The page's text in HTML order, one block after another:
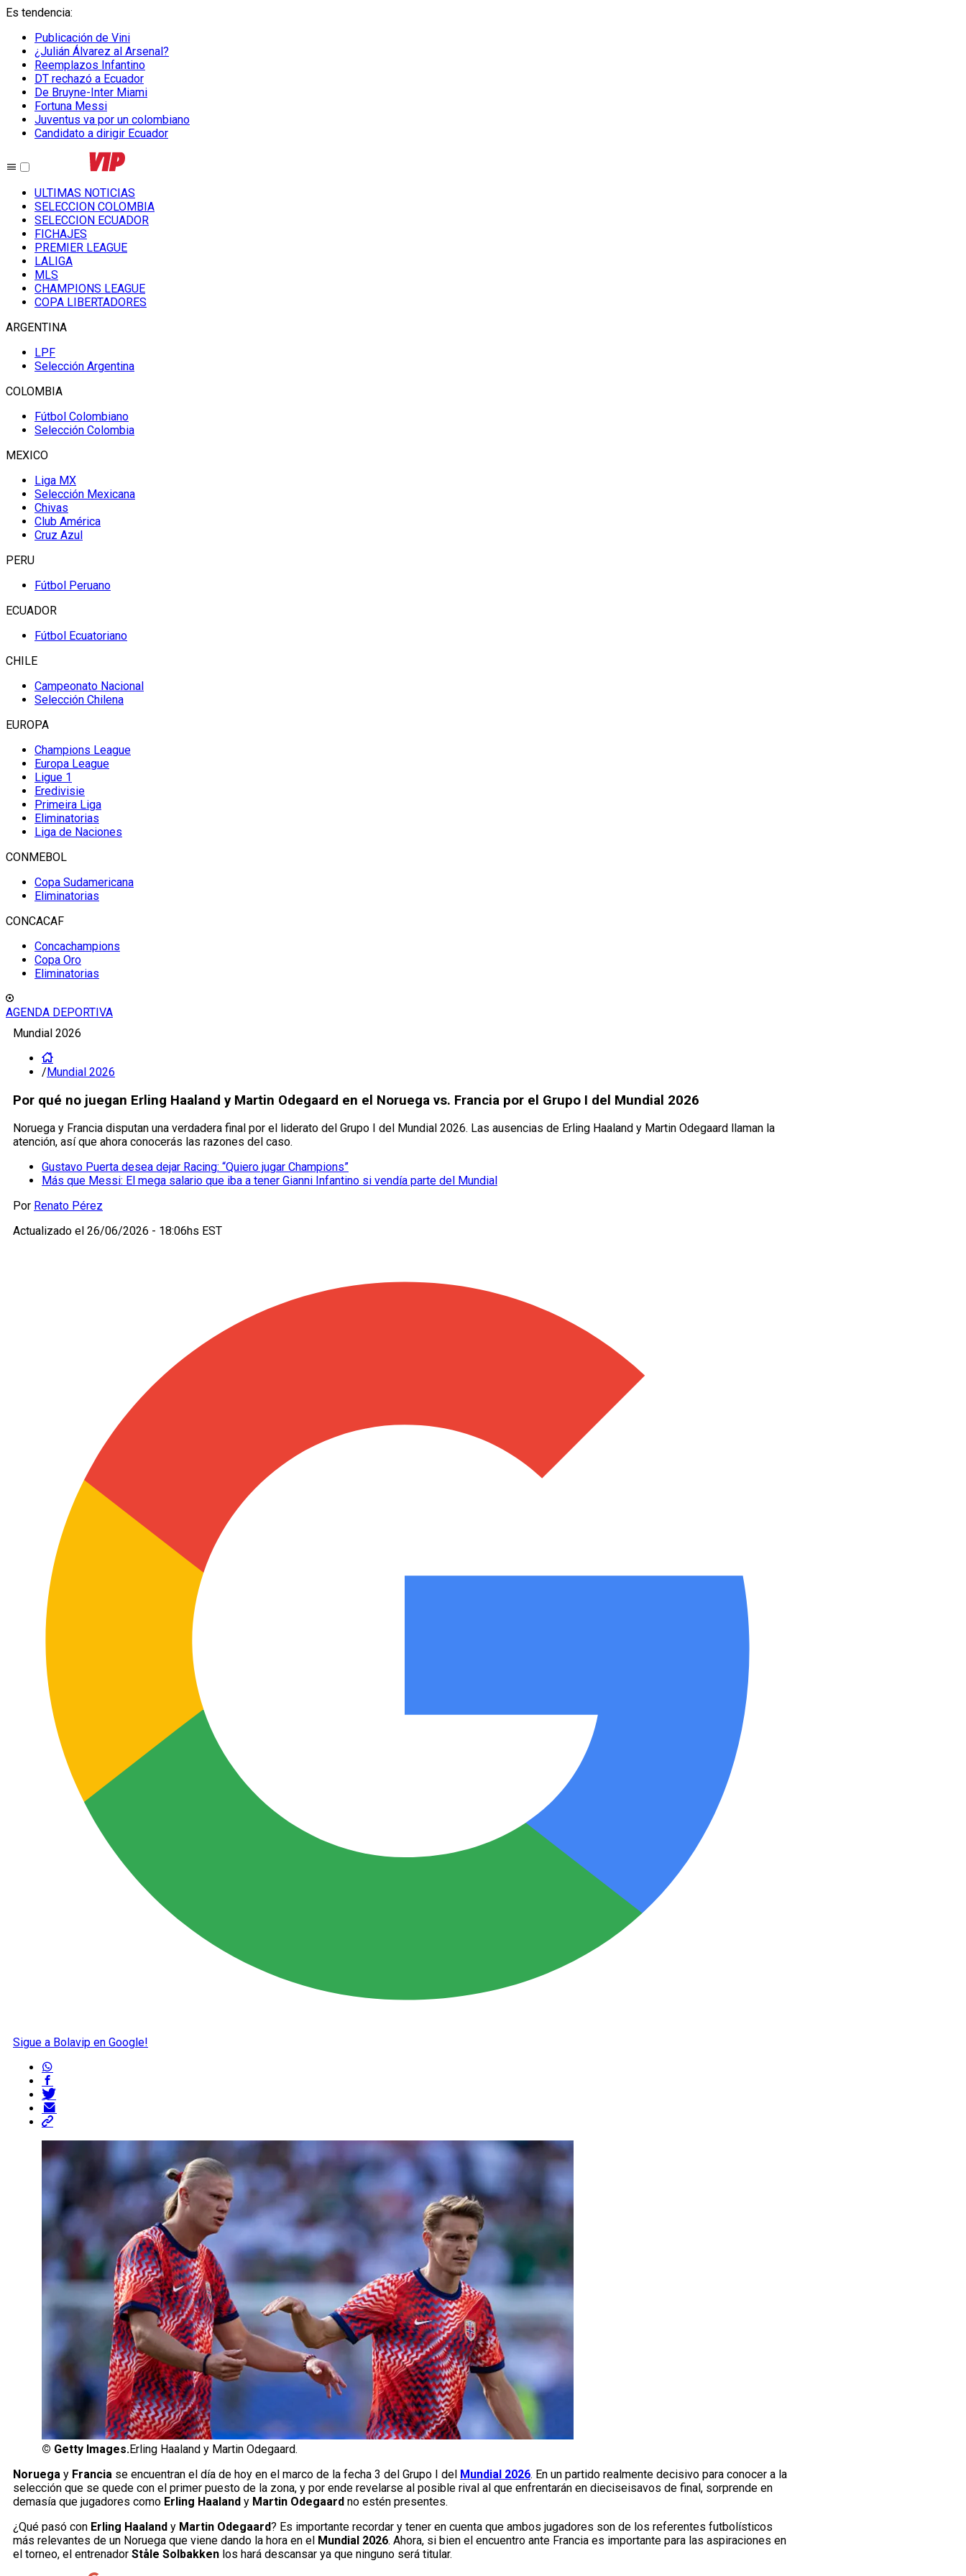
Es tendencia:
Publicación de Vini
¿Julián Álvarez al Arsenal?
Reemplazos Infantino
DT rechazó a Ecuador
De Bruyne-Inter Miami
Fortuna Messi
Juventus va por un colombiano
Candidato a dirigir Ecuador
ULTIMAS NOTICIAS
SELECCION COLOMBIA
SELECCION ECUADOR
FICHAJES
PREMIER LEAGUE
LALIGA
MLS
CHAMPIONS LEAGUE
COPA LIBERTADORES
ARGENTINA
LPF
Selección Argentina
COLOMBIA
Fútbol Colombiano
Selección Colombia
MEXICO
Liga MX
Selección Mexicana
Chivas
Club América
Cruz Azul
PERU
Fútbol Peruano
ECUADOR
Fútbol Ecuatoriano
CHILE
Campeonato Nacional
Selección Chilena
EUROPA
Champions League
Europa League
Ligue 1
Eredivisie
Primeira Liga
Eliminatorias
Liga de Naciones
CONMEBOL
Copa Sudamericana
Eliminatorias
CONCACAF
Concachampions
Copa Oro
Eliminatorias
AGENDA DEPORTIVA
Mundial 2026
/Mundial 2026
Por qué no juegan Erling Haaland y Martin Odegaard en el Noruega vs. Francia por el Grupo I del Mundial 2026
Noruega y Francia disputan una verdadera final por el liderato del Grupo I del Mundial 2026. Las ausencias de Erling Haaland y Martin Odegaard llaman la
atención, así que ahora conocerás las razones del caso.
Gustavo Puerta desea dejar Racing: “Quiero jugar Champions”
Más que Messi: El mega salario que iba a tener Gianni Infantino si vendía parte del Mundial
Por Renato Pérez
Actualizado el 26/06/2026 - 18:06hs EST
Sigue a Bolavip en Google!
© Getty Images.Erling Haaland y Martin Odegaard.
Noruega y Francia se encuentran el día de hoy en el marco de la fecha 3 del Grupo I del Mundial 2026. En un partido realmente decisivo para conocer a la
selección que se quede con el primer puesto de la zona, y por ende revelarse al posible rival al que enfrentarán en dieciseisavos de final, sorprende en
demasía que jugadores como Erling Haaland y Martin Odegaard no estén presentes.
¿Qué pasó con Erling Haaland y Martin Odegaard? Es importante recordar y tener en cuenta que ambos jugadores son de los referentes futbolísticos
más relevantes de un Noruega que viene dando la hora en el Mundial 2026. Ahora, si bien el encuentro ante Francia es importante para las aspiraciones en
el torneo, el entrenador Ståle Solbakken los hará descansar ya que ninguno será titular.